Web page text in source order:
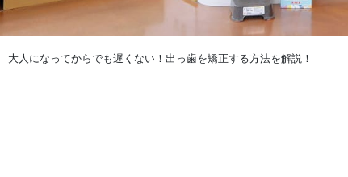
大人になってからでも遅くない！出っ歯を矯正する方法を解説！